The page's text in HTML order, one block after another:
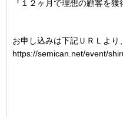
『１２ヶ月で理想の顧客を獲
お申し込みは下記ＵＲＬより
https://semican.net/event/